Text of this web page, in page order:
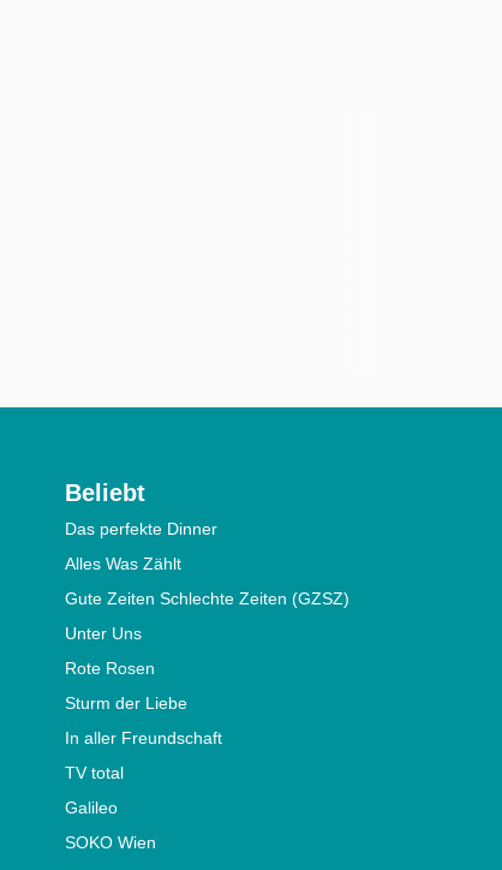
Beliebt
Das perfekte Dinner
Alles Was Zählt
Gute Zeiten Schlechte Zeiten (GZSZ)
Unter Uns
Rote Rosen
Sturm der Liebe
In aller Freundschaft
TV total
Galileo
SOKO Wien